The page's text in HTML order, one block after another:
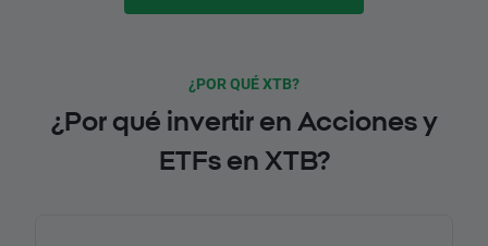
¿POR QUÉ XTB?
¿Por qué invertir en Acciones y
ETFs en XTB?